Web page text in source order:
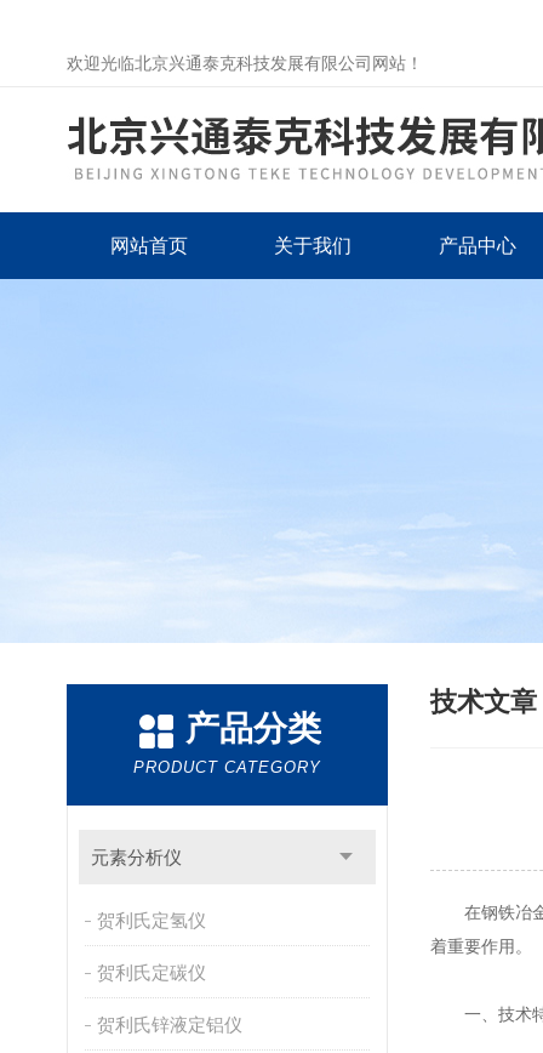
欢迎光临北京兴通泰克科技发展有限公司网站！
网站首页 关于我们 产品中心
产品分类
PRODUCT CATEGORY
元素分析仪
贺利氏定氢仪
贺利氏定碳仪
贺利氏锌液定铝仪
技术文章
在钢铁冶金
着重要作用。
一、技术